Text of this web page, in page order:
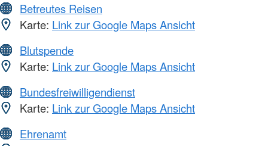
Betreutes Reisen
Karte: Link zur Google Maps Ansicht
Blutspende
Karte: Link zur Google Maps Ansicht
Bundesfreiwilligendienst
Karte: Link zur Google Maps Ansicht
Ehrenamt